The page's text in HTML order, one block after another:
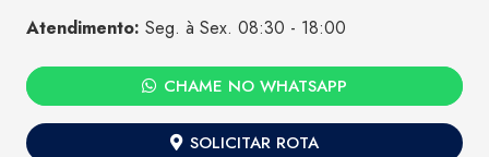
Atendimento: Seg. à Sex. 08:30 - 18:00
CHAME NO WHATSAPP
SOLICITAR ROTA